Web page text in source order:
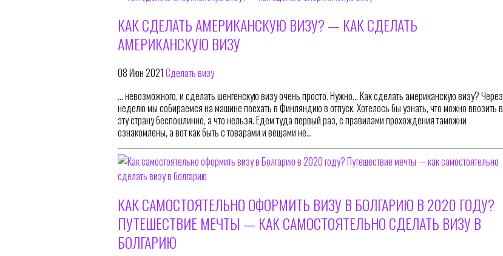
КАК СДЕЛАТЬ АМЕРИКАНСКУЮ ВИЗУ? — КАК СДЕЛАТЬ
АМЕРИКАНСКУЮ ВИЗУ
08 Июн 2021 Сделать визу
… невозможного, и сделать шенгенскую визу очень просто. Нужно… Как сделать американскую визу? Через
неделю мы собираемся на машине поехать в Финляндию в отпуск. Хотелось бы узнать, что можно ввозить в
эту страну беспошлинно, а что нельзя. Едем туда первый раз, с правилами прохождения таможни
ознакомлены, а вот как быть с товарами и вещами не…
КАК САМОСТОЯТЕЛЬНО ОФОРМИТЬ ВИЗУ В БОЛГАРИЮ В 2020 ГОДУ?
ПУТЕШЕСТВИЕ МЕЧТЫ — КАК САМОСТОЯТЕЛЬНО СДЕЛАТЬ ВИЗУ В
БОЛГАРИЮ